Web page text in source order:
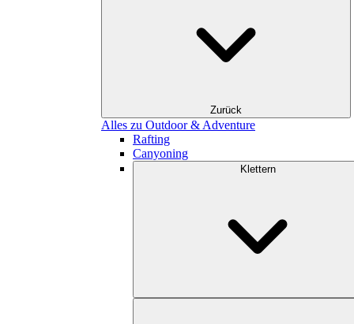
Zurück
Alles zu Outdoor & Adventure
Rafting
Canyoning
Klettern